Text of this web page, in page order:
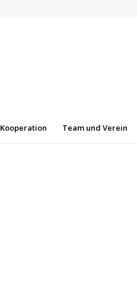
Kooperation Team und Verein